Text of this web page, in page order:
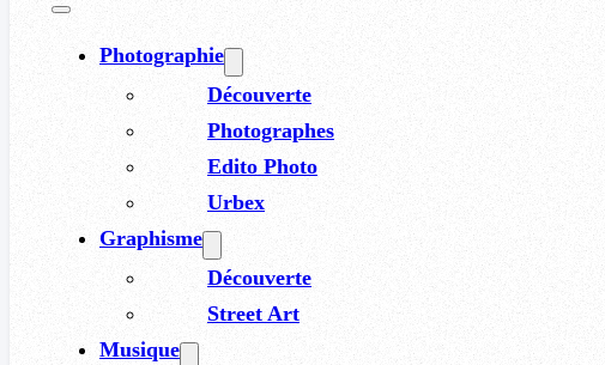
Photographie
Découverte
Photographes
Edito Photo
Urbex
Graphisme
Découverte
Street Art
Musique